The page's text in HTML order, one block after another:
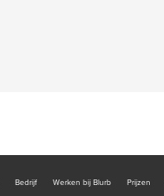
Bedrijf Werken bij Blurb Prijzen